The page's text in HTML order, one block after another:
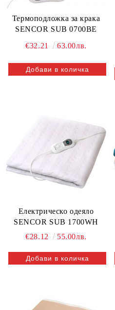
Термоподложка за крака
SENCOR SUB 0700BE
€32.21 63.00лв.
Електрическо одеяло
SENCOR SUB 1700WH
€28.12
55.00лв.